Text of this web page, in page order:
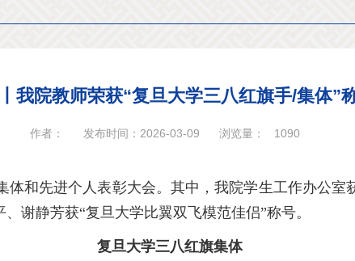
我院教师荣获“复旦大学三八红旗手/集体”
作者： 发布时间：2026-03-09 浏览量： 1090
体和先进个人表彰大会。其中，我院学生工作办公室
谢静芳获“复旦大学比翼双飞模范佳侣”称号。
复旦大学三八红旗集体